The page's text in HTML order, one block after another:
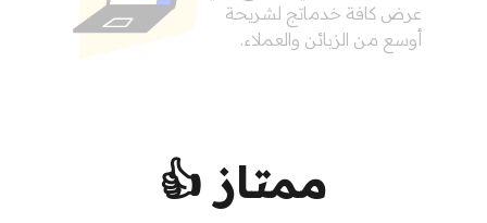
عرض كافة خدماتج لشريحة
أوسع من الزبائن والعملاء.
ممتاز 👍